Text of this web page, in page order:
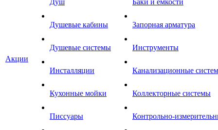
Акции
Душ
Душевые кабины
Душевые системы
Инсталляции
Кухонные мойки
Писсуары
Баки и емкости
Запорная арматура
Инструменты
Канализационные
Коллекторные системы
Контрольно-